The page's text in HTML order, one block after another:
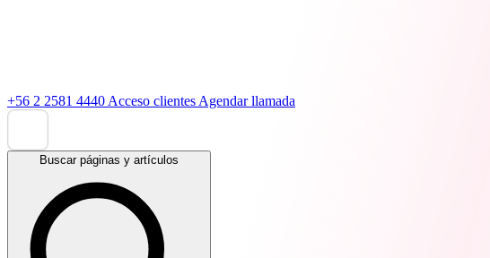
+56 2 2581 4440 Acceso clientes Agendar llamada
Buscar páginas y artículos